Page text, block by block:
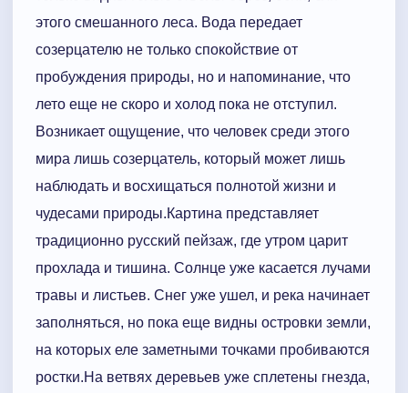
этого смешанного леса. Вода передает
созерцателю не только спокойствие от
пробуждения природы, но и напоминание, что
лето еще не скоро и холод пока не отступил.
Возникает ощущение, что человек среди этого
мира лишь созерцатель, который может лишь
наблюдать и восхищаться полнотой жизни и
чудесами природы.Картина представляет
традиционно русский пейзаж, где утром царит
прохлада и тишина. Солнце уже касается лучами
травы и листьев. Снег уже ушел, и река начинает
заполняться, но пока еще видны островки земли,
на которых еле заметными точками пробиваются
ростки.На ветвях деревьев уже сплетены гнезда,